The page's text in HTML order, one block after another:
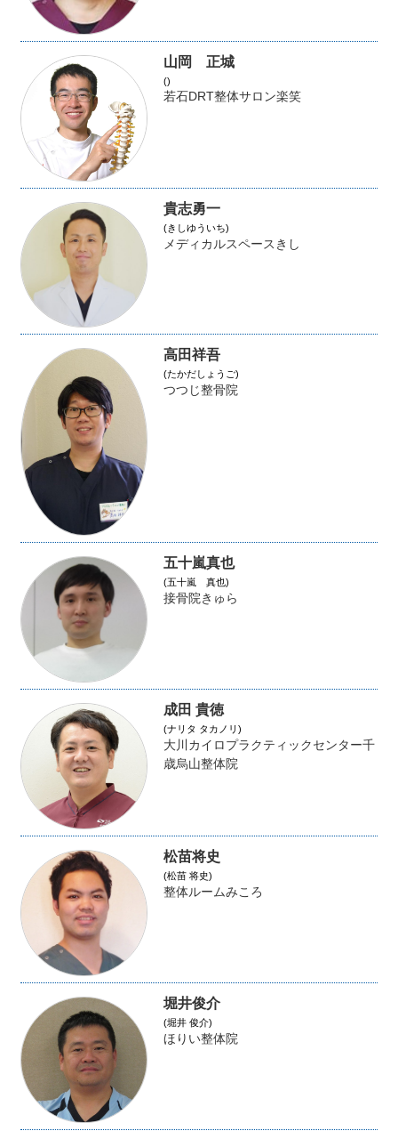
山岡 正城
()
若石DRT整体サロン楽笑
貴志勇一
(きしゆういち)
メディカルスペースきし
高田祥吾
(たかだしょうご)
つつじ整骨院
五十嵐真也
(五十嵐 真也)
接骨院きゅら
成田 貴徳
(ナリタ タカノリ)
大川カイロプラクティックセンター千
歳烏山整体院
松苗将史
(松苗 将史)
整体ルームみころ
堀井俊介
(堀井 俊介)
ほりい整体院